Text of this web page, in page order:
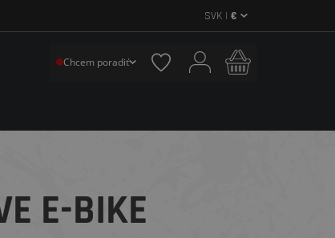
SVK | €
Chcem poradiť
E-BIKE